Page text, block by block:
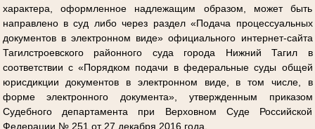
характера, оформленное надлежащим образом, может быть
направлено в суд либо через раздел «Подача процессуальных
документов в электронном виде» официального интернет-сайта
Тагилстроевского районного суда города Нижний Тагил в
соответствии с «Порядком подачи в федеральные суды общей
юрисдикции документов в электронном виде, в том числе, в
форме электронного документа», утвержденным приказом
Судебного департамента при Верховном Суде Российской
Федерации № 251 от 27 декабря 2016 года.